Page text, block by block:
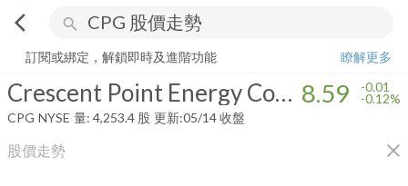
arrow_back_ios search
Crescent Point Energy Corp. 8.59
訂閱或綁定，解鎖即時及進階功能
瞭解更多
Crescent Point Energy Corp. 8.59 -0.01
-0.12%
CPG NYSE 量: 4,253.4 股 更新:05/14 收盤
股價走勢 close